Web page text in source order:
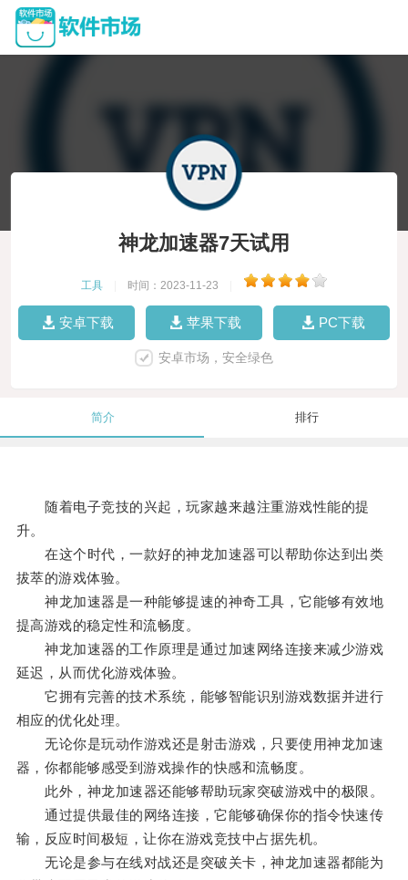
神龙加速器7天试用
工具 时间：2023-11-23
安卓下载 苹果下载 PC下载
安卓市场，安全绿色
简介 排行
随着电子竞技的兴起，玩家越来越注重游戏性能的提
升。
在这个时代，一款好的神龙加速器可以帮助你达到出类
拔萃的游戏体验。
神龙加速器是一种能够提速的神奇工具，它能够有效地
提高游戏的稳定性和流畅度。
神龙加速器的工作原理是通过加速网络连接来减少游戏
延迟，从而优化游戏体验。
它拥有完善的技术系统，能够智能识别游戏数据并进行
相应的优化处理。
无论你是玩动作游戏还是射击游戏，只要使用神龙加速
器，你都能够感受到游戏操作的快感和流畅度。
此外，神龙加速器还能够帮助玩家突破游戏中的极限。
通过提供最佳的网络连接，它能够确保你的指令快速传
输，反应时间极短，让你在游戏竞技中占据先机。
无论是参与在线对战还是突破关卡，神龙加速器都能为